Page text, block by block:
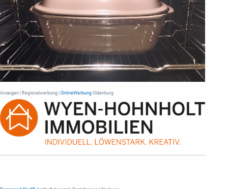
Anzeigen | Regionalwerbung | OnlineWerbung Oldenburg